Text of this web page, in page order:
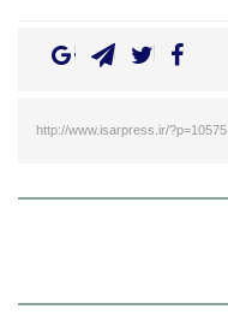
http://www.isarpress.ir/?p=10575